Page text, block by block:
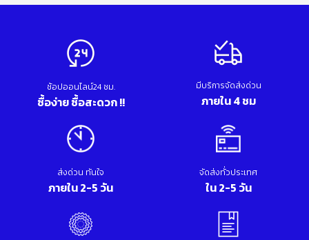
ช้อปออนไลน์24 ชม.
ซื้อง่าย ซื้อสะดวก !!
มีบริการจัดส่งด่วน
ภายใน 4 ชม
ส่งด่วน ทันใจ
ภายใน 2-5 วัน
จัดส่งทั่วประเทศ
ใน 2-5 วัน